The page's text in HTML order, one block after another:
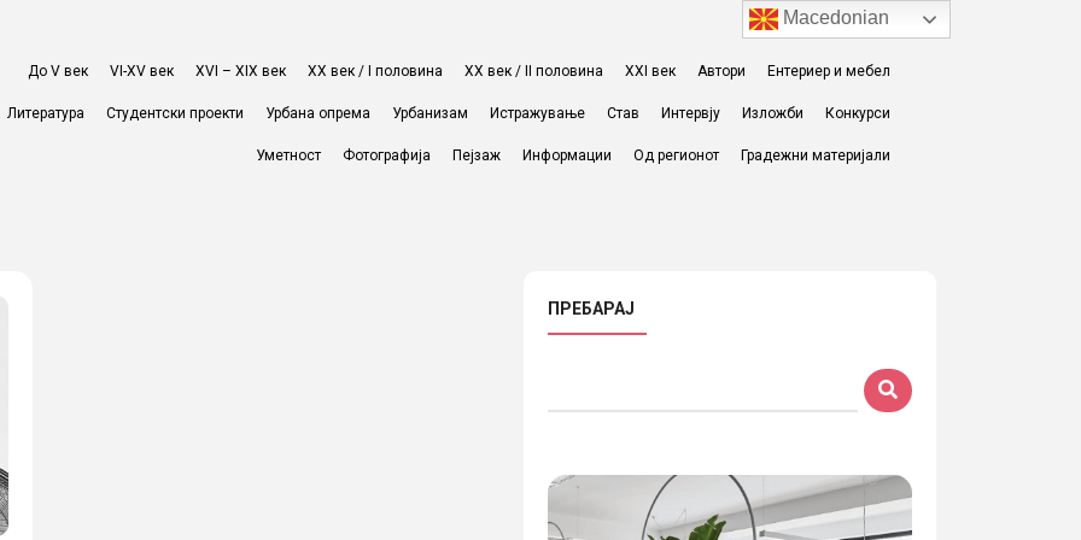
До V век VI-XV век XVI – XIX век ХХ век / I половина ХХ век / II половина XXI век Автори Ентериер и мебел
Литература Студентски проекти Урбана опрема Урбанизам Истражување Став Интервју Изложби Конкурси
Уметност Фотографија Пејзаж Информации Од регионот Градежни материјали
ПРЕБАРАЈ
Macedonian